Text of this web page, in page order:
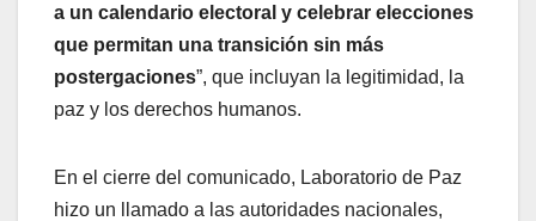
a un calendario electoral y celebrar elecciones
que permitan una transición sin más
postergaciones”, que incluyan la legitimidad, la
paz y los derechos humanos.
En el cierre del comunicado, Laboratorio de Paz
hizo un llamado a las autoridades nacionales,